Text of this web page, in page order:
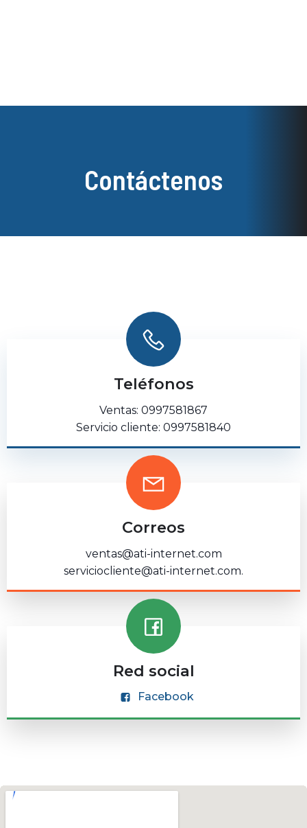
Contáctenos
Teléfonos
Ventas: 0997581867
Servicio cliente: 0997581840
Correos
ventas@ati-internet.com
serviciocliente@ati-internet.com.
Red social
Facebook